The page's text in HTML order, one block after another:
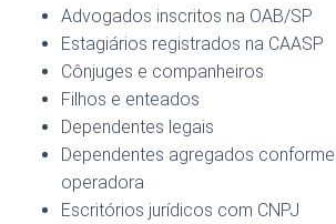
Advogados inscritos na OAB/SP
Estagiários registrados na CAASP
Cônjuges e companheiros
Filhos e enteados
Dependentes legais
Dependentes agregados
operadora
Escritórios jurídicos com CNPJ